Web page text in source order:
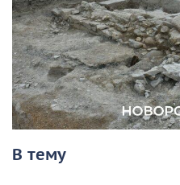
В тему